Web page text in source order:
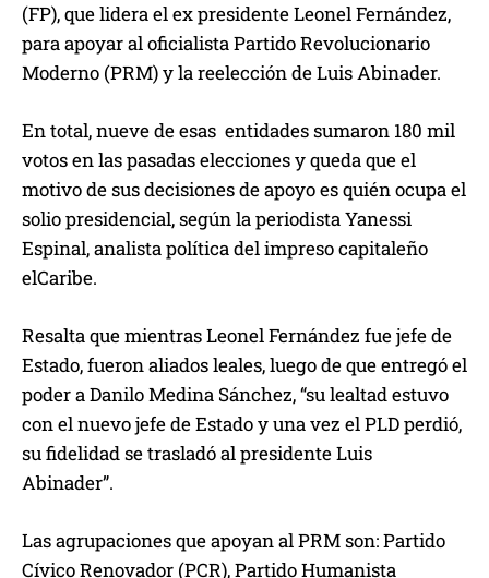
(FP), que lidera el ex presidente Leonel Fernández,
para apoyar al oficialista Partido Revolucionario
Moderno (PRM) y la reelección de Luis Abinader.
En total, nueve de esas entidades sumaron 180 mil
votos en las pasadas elecciones y queda que el
motivo de sus decisiones de apoyo es quién ocupa el
solio presidencial, según la periodista Yanessi
Espinal, analista política del impreso capitaleño
elCaribe.
Resalta que mientras Leonel Fernández fue jefe de
Estado, fueron aliados leales, luego de que entregó el
poder a Danilo Medina Sánchez, “su lealtad estuvo
con el nuevo jefe de Estado y una vez el PLD perdió,
su fidelidad se trasladó al presidente Luis
Abinader”.
Las agrupaciones que apoyan al PRM son: Partido
Cívico Renovador (PCR), Partido Humanista